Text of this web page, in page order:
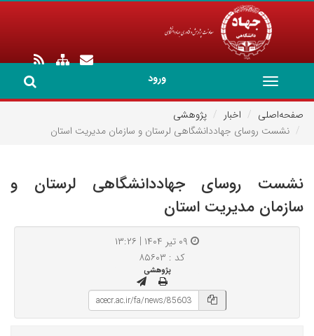
ورود
Toggle
navigation
صفحه‌اصلی
اخبار
پژوهشی
نشست روسای جهاددانشگاهی لرستان و سازمان مدیریت استان
نشست روسای جهاددانشگاهی لرستان و
سازمان مدیریت استان
کد : ۸۵۶۰۳
پژوهشی